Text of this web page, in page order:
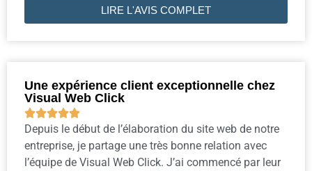
LIRE L'AVIS COMPLET
Une expérience client exceptionnelle chez
Visual Web Click

Depuis le début de l’élaboration du site web de notre
entreprise, je partage une très bonne relation avec
l’équipe de Visual Web Click. J’ai commencé par leur